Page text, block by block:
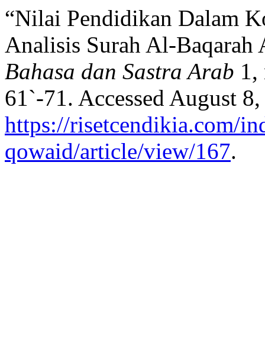
“Nilai Pendidikan Dalam
Analisis Surah Al-Baqarah
Bahasa dan Sastra Arab 1,
61`-71. Accessed August
https://risetcendikia.com/
qowaid/article/view/167.